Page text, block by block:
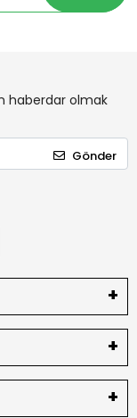
haberdar olmak
Gönder